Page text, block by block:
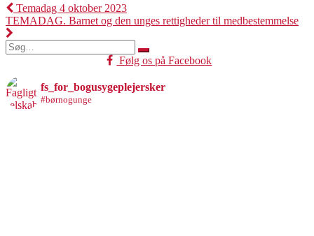
Indlægsnavigation
Temadag 4 oktober 2023
TEMADAG. Barnet og den unges rettigheder til medbestemmelse
Søg
efter:
Følg os på Facebook
fs_for_bogusygeplejersker
#børnogunge